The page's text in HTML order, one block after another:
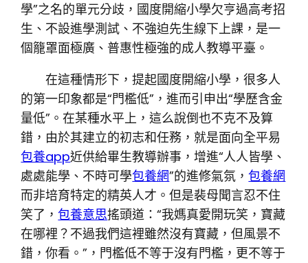
學”之名的單元分歧，國度開縮小學欠亨過高考招
生、不設進學測試、不強迫先生線下上課，是一
個籠罩面極廣、普惠性極強的成人教導平臺。
在這種情形下，提起國度開縮小學，很多人
的第一印象都是“門檻低”，進而引申出“學歷含金
量低”。在某種水平上，這么說倒也不克不及算
錯，由於其建立的初志和任務，就是面向全平易
包養app近供給畢生教導辦事，增進“人人皆學、
處處能學、不時可學包養網”的進修氣氛，包養網
而非培育特定的精英人才。但是裴母聞言忍不住
笑了，包養意思搖頭道：“我媽真愛開玩笑，寶藏
在哪裡？不過我們這裡雖然沒有寶藏，但風景不
錯，你看。”，門檻低不等于沒有門檻，更不等于